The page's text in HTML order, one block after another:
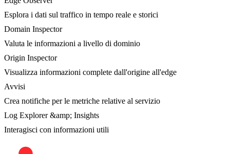
Esplora i dati sul traffico in tempo reale e storici
Domain Inspector
Valuta le informazioni a livello di dominio
Origin Inspector
Visualizza informazioni complete dall'origine all'edge
Avvisi
Crea notifiche per le metriche relative al servizio
Log Explorer &amp; Insights
Interagisci con informazioni utili